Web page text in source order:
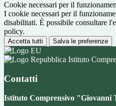
Cookie necessari per il
I cookie necessari per il
disabilitati. È possibile consultare
policy.
Accetta tutti Salva le preferenze
Istituto
Contatti
Istituto Comprensivo "Giovanni